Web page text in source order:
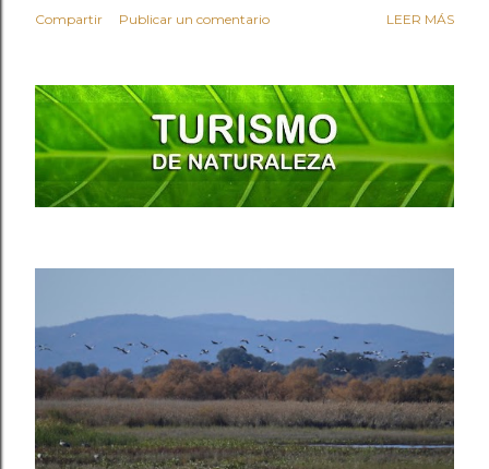
con motivo de la construcción de un nuevo sótano en el
fosa fechada entre los siglos IX y X , perteneciente al
periodo islámico. Su relleno contenía materiales
arqueológicos de gran valor , como restos óseos,
cerámicas decoradas (ataifores, cántaros, piezas
acanaladas, candiles), objetos de bronce, cáscaras de
huevo y cenizas. Una de las piezas más singulares
Compartir Publicar un comentario LEER MÁS